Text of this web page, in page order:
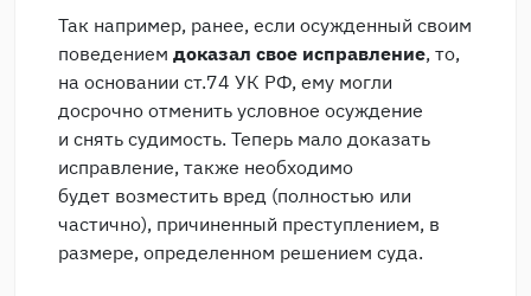
Так например, ранее, если осужденный своим
поведением доказал свое исправление, то,
на основании ст.74 УК РФ, ему могли
досрочно отменить условное осуждение
и снять судимость. Теперь мало доказать
исправление, также необходимо
будет возместить вред (полностью или
частично), причиненный преступлением, в
размере, определенном решением суда.